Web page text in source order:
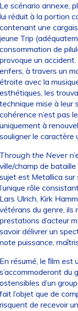
scénario annexe,
réduit à la portion
une
Trip
de
un accident.
à travers un
avec la
les
mise à leur
n’est pas
à
le caractère
the Never
champ de
est Metallica sur
rôle
Ulrich, Kirk
du genre, ils
d’acteur
délivrer un
puissance,
résumé, le ﬁlm est
du
d’un
l’objet que de
de recevoir